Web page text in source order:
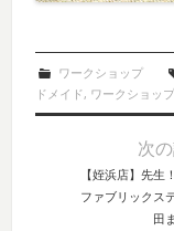
ワークショップ
ドメイド, ワークショップ
Post
次
【姪浜店】先生
ファブリックス
田